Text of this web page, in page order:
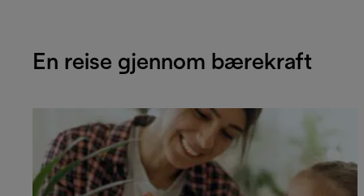
En reise gjennom bærekraft